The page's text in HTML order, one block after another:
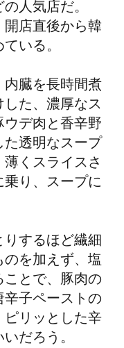
人気店だ。
店直後から韓
いる。
内臓を長時間煮
た、濃厚なス
ウデ肉と香辛野
透明なスープ
くスライスさ
り、スープに
りするほど繊細
のを加えず、塩
とで、豚肉の
辛子ペーストの
ピリッとした辛
だろう。